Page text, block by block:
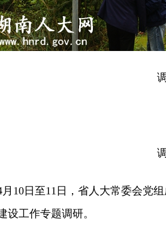
调
调
日至11日，省人大常委会党组
设工作专题调研。